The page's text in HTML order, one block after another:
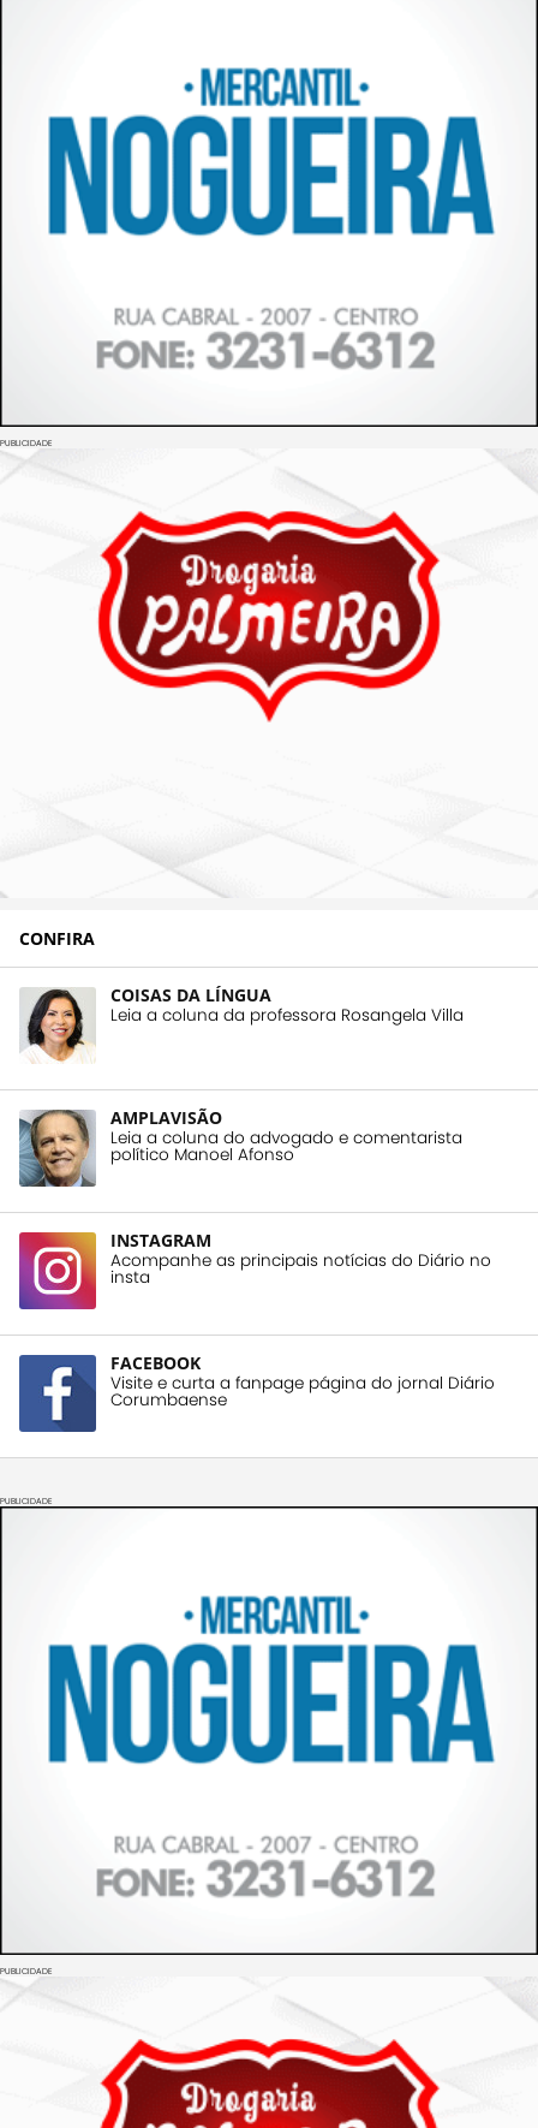
PUBLICIDADE
CONFIRA
COISAS DA LÍNGUA
Leia a coluna da professora Rosangela Villa
AMPLAVISÃO
Leia a coluna do advogado e comentarista
político Manoel Afonso
INSTAGRAM
Acompanhe as principais notícias do Diário no
insta
FACEBOOK
Visite e curta a fanpage página do jornal Diário
Corumbaense
PUBLICIDADE
PUBLICIDADE